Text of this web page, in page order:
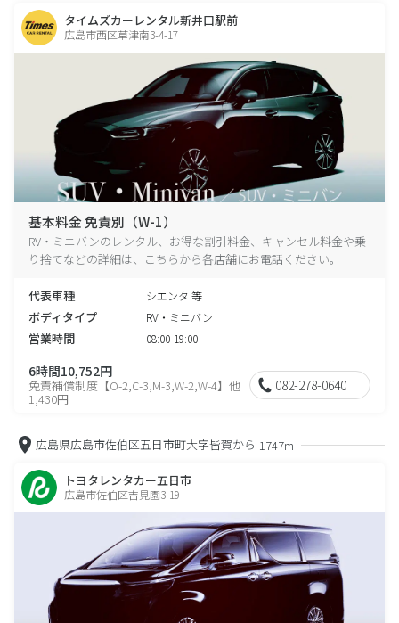
タイムズカーレンタル新井口駅前
広島市西区草津南3-4-17
基本料金 免責別（W-1）
RV・ミニバンのレンタル、お得な割引料金、キャンセル料金や乗
り捨てなどの詳細は、こちらから各店舗にお電話ください。
代表車種 シエンタ 等
ボディタイプ RV・ミニバン
営業時間 08:00-19:00
6時間10,752円
免責補償制度【O-2,C-3,M-3,W-2,W-4】他
1,430円
082-278-0640
広島県広島市佐伯区五日市町大字皆賀から 1747m
トヨタレンタカー五日市
広島市佐伯区吉見園3-19